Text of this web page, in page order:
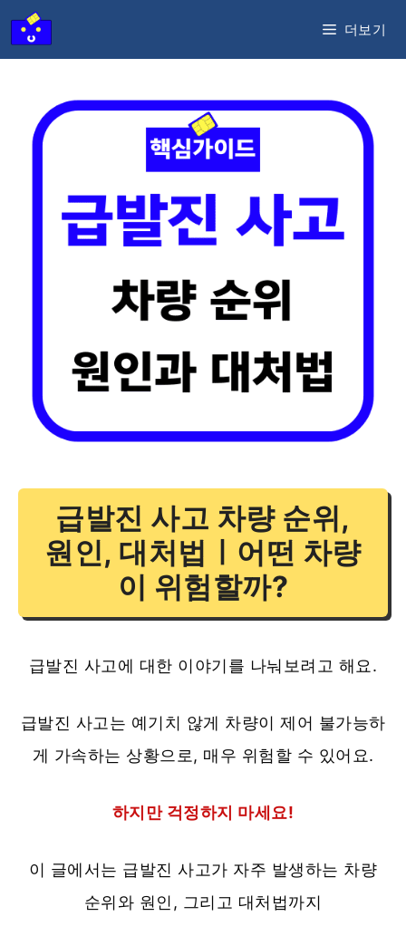
텐
더보기
급발진 사고 차량 순위,
원인, 대처법ㅣ어떤 차량
이 위험할까?
급발진 사고에 대한 이야기를 나눠보려고 해요.
급발진 사고는 예기치 않게 차량이 제어 불가능하
게 가속하는 상황으로, 매우 위험할 수 있어요.
하지만 걱정하지 마세요!
이 글에서는 급발진 사고가 자주 발생하는 차량
순위와 원인, 그리고 대처법까지